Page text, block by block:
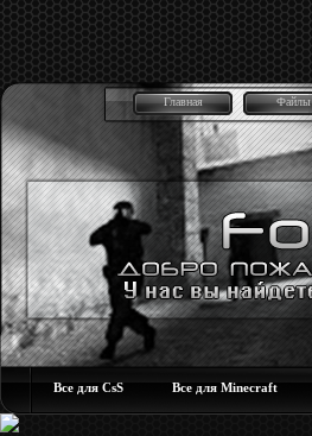
Главная Файлы
Все для CsS Все для Minecraft